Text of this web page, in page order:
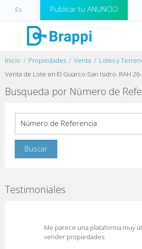
Publicar tu ANUNCIO
Inicio Propiedades Venta
Lotes y
Venta de Lote en El Guarco-San Isidro. RAH
Busqueda por Número de
Testimoniales
Me parece una plataforma muy
vender propiedades